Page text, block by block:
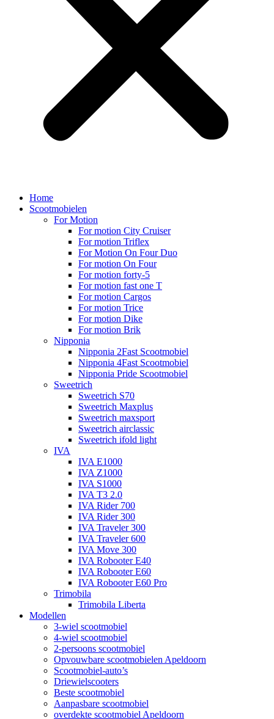
Home
Scootmobielen
For Motion
For motion City Cruiser
For motion Triflex
For Motion On Four Duo
For motion On Four
For motion forty-5
For motion fast one T
For motion Cargos
For motion Trice
For motion Dike
For motion Brik
Nipponia
Nipponia 2Fast Scootmobiel
Nipponia 4Fast Scootmobiel
Nipponia Pride Scootmobiel
Sweetrich
Sweetrich S70
Sweetrich Maxplus
Sweetrich maxsport
Sweetrich airclassic
Sweetrich ifold light
IVA
IVA E1000
IVA Z1000
IVA S1000
IVA T3 2.0
IVA Rider 700
IVA Rider 300
IVA Traveler 300
IVA Traveler 600
IVA Move 300
IVA Robooter E40
IVA Robooter E60
IVA Robooter E60 Pro
Trimobila
Trimobila Liberta
Modellen
3-wiel scootmobiel
4-wiel scootmobiel
2-persoons scootmobiel
Opvouwbare scootmobielen Apeldoorn
Scootmobiel-auto’s
Driewielscooters
Beste scootmobiel
Aanpasbare scootmobiel
overdekte scootmobiel Apeldoorn